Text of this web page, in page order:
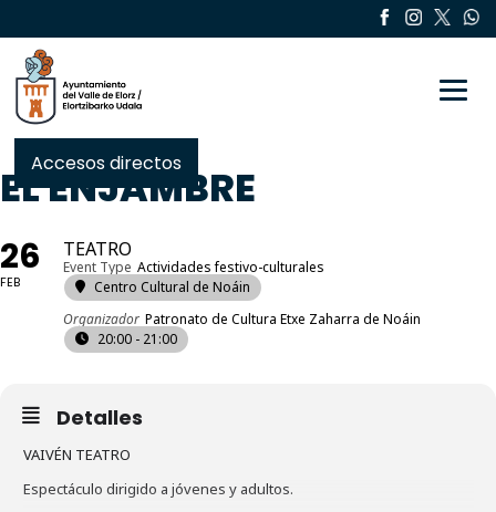
Accesos directos
EL ENJAMBRE
26
FEB
TEATRO
Event Type Actividades festivo-culturales
Centro Cultural de Noáin
Organizador Patronato de Cultura Etxe Zaharra de Noáin
20:00 - 21:00
Detalles
VAIVÉN TEATRO
Espectáculo dirigido a jóvenes y adultos.